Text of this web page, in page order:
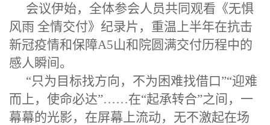
会议伊始，全体参会人员共同观看 《无惧
风雨 全情交付》 纪录片 ， 重温上半年在抗击
新冠疫情和保障A5山和院圆满交付历程中的
感人瞬间。
“只为目标找方向，不为困难找借口”“迎难
而上，使命必达”……在“起承转合”之间，一
幕幕的光影，在屏幕上流动，无不激起在场